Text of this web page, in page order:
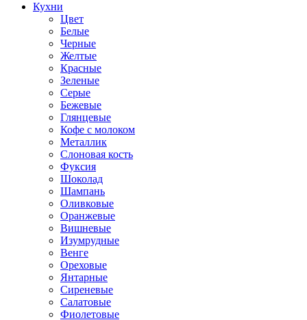
Кухни
Цвет
Белые
Черные
Желтые
Красные
Зеленые
Серые
Бежевые
Глянцевые
Кофе с молоком
Металлик
Слоновая кость
Фуксия
Шоколад
Шампань
Оливковые
Оранжевые
Вишневые
Изумрудные
Венге
Ореховые
Янтарные
Сиреневые
Салатовые
Фиолетовые